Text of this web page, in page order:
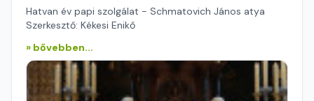
Hatvan év papi szolgálat - Schmatovich János atya
Szerkesztő: Kékesi Enikő
» bővebben...